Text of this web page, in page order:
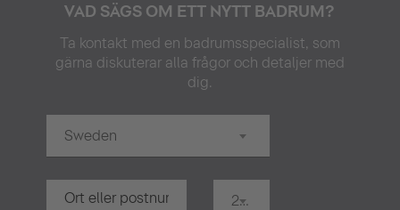
VAD SÄGS OM ETT NYTT BADRUM?
Ta kontakt med en badrumsspecialist, som
gärna diskuterar alla frågor och detaljer med
dig.
Sweden
20 km